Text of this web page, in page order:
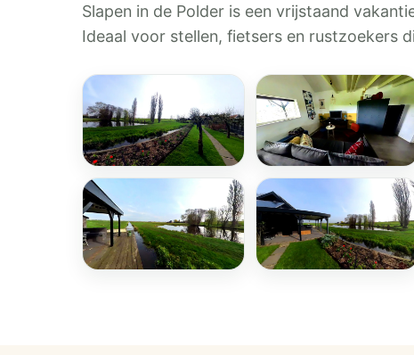
Slapen in de Polder is een vrijstaand
Ideaal voor stellen, fietsers en rustzoekers